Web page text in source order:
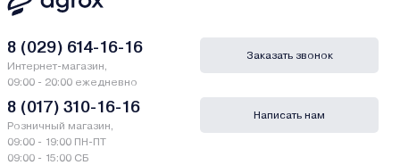
8 (029) 614-16-16
Интернет-магазин,
09:00 - 20:00 ежедневно
8 (017) 310-16-16
Розничный магазин,
09:00 - 19:00 ПН-ПТ
09:00 - 15:00 СБ
Заказать звонок
Написать нам